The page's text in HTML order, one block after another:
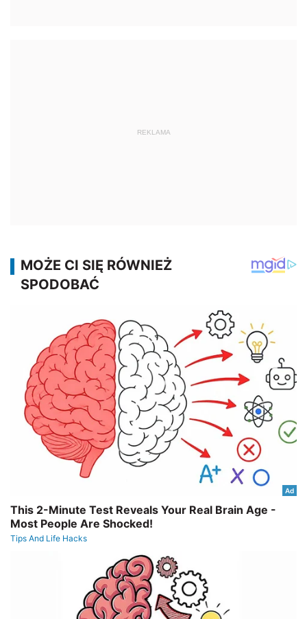
REKLAMA